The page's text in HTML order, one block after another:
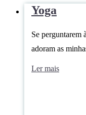
Yoga
Se perguntarem
adoram as
Ler mais